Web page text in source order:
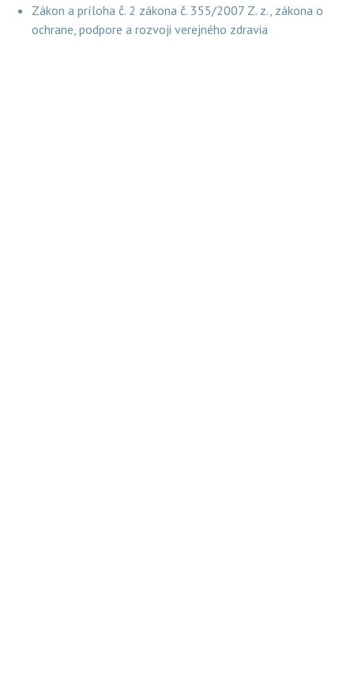
Zákon a príloha č. 2 zákona č. 355/2007 Z. z., zákona o
ochrane, podpore a rozvoji verejného zdravia